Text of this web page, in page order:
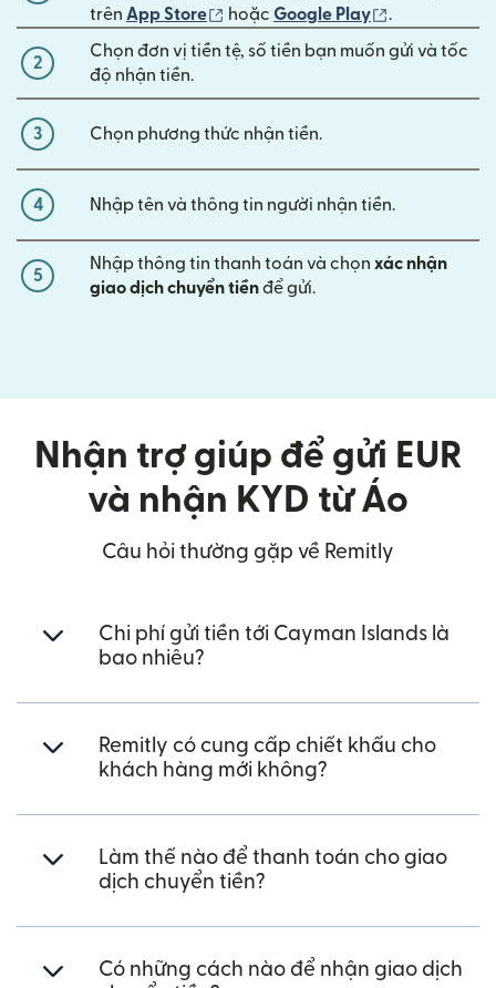
trên App Store (mở trong cửa sổ mới)
hoặc Google Play .
2
Chọn đơn vị tiền tệ, số tiền bạn muốn gửi và tốc
độ nhận tiền.
3 Chọn phương thức nhận tiền.
4 Nhập tên và thông tin người nhận tiền.
5
Nhập thông tin thanh toán và chọn xác nhận
giao dịch chuyển tiềnđể gửi.
Nhận trợ giúp để gửi EUR
và nhận KYD từ Áo
Câu hỏi thường gặp về Remitly
Chi phí gửi tiền tới Cayman Islands là
bao nhiêu?
Remitly có cung cấp chiết khấu cho
khách hàng mới không?
Làm thế nào để thanh toán cho giao
dịch chuyển tiền?
Có những cách nào để nhận giao dịch